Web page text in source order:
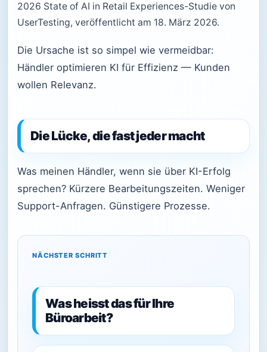
2026 State of AI in Retail Experiences-Studie von
UserTesting, veröffentlicht am 18. März 2026.
Die Ursache ist so simpel wie vermeidbar:
Händler optimieren KI für Effizienz — Kunden
wollen Relevanz.
Die Lücke, die fast jeder macht
Was meinen Händler, wenn sie über KI-Erfolg
sprechen? Kürzere Bearbeitungszeiten. Weniger
Support-Anfragen. Günstigere Prozesse.
NÄCHSTER SCHRITT
Was heisst das für Ihre
Büroarbeit?